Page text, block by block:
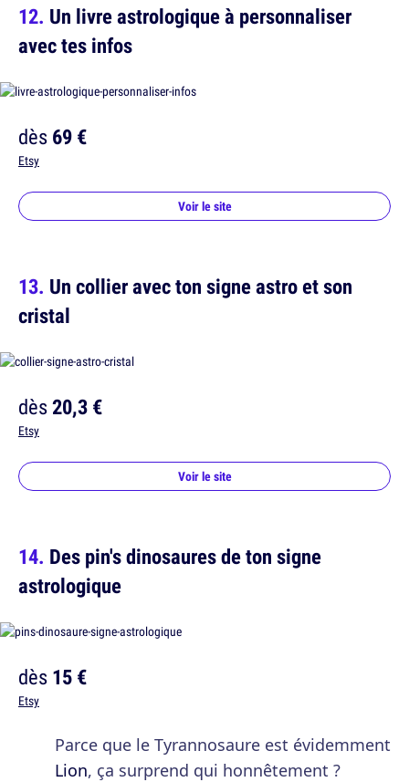
Un livre astrologique à personnaliser
avec tes infos
dès69 €
Etsy
Voir le site
Un collier avec ton signe astro et son
cristal
dès20,3 €
Etsy
Voir le site
Des pin's dinosaures de ton signe
astrologique
dès15 €
Etsy
Parce que le Tyrannosaure est évidemment
Lion, ça surprend qui honnêtement ?